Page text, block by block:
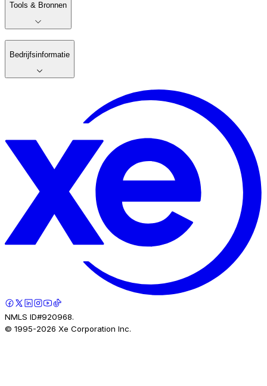
Tools & Bronnen
Bedrijfsinformatie
NMLS ID#920968.
© 1995-2026 Xe Corporation Inc.